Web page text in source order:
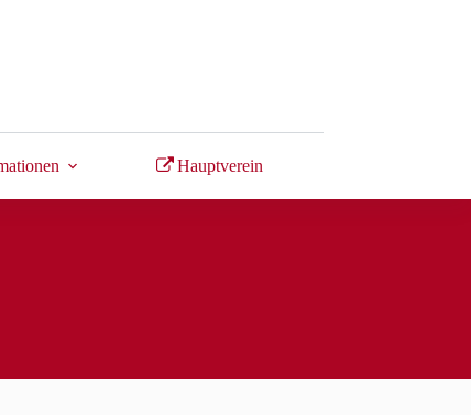
Hauptverein